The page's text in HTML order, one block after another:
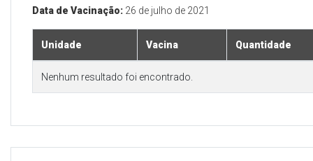
Data de Vacinação: 26 de julho de 2021
Unidade Vacina Quantidade
Nenhum resultado foi encontrado.